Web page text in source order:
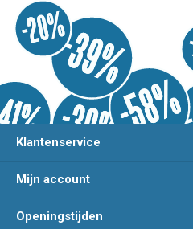
Klantenservice
Mijn account
Openingstijden